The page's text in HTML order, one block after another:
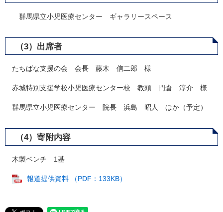
群馬県立小児医療センター ギャラリースペース
（3）出席者
たちばな支援の会 会長 藤木 信二郎 様
赤城特別支援学校小児医療センター校 教頭 門倉 淳介 様
群馬県立小児医療センター 院長 浜島 昭人 ほか（予定）
（4）寄附内容
木製ベンチ 1基
報道提供資料 （PDF：133KB）